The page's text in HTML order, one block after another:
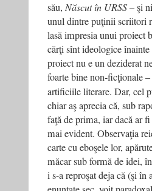
său, Născut în URSS– şi
unul dintre puţinii scriitori
lasă impresia unui proiect
cărţi sînt ideologice
proiect nu e un deziderat
foarte bine non-ficţionale
artificiile literare. Dar, cel
chiar aş aprecia că, sub
faţă de prima, iar dacă ar
mai evident. Observaţia
carte cu eboşele lor,
măcar sub formă de idei,
i s-a reproşat deja că (şi în